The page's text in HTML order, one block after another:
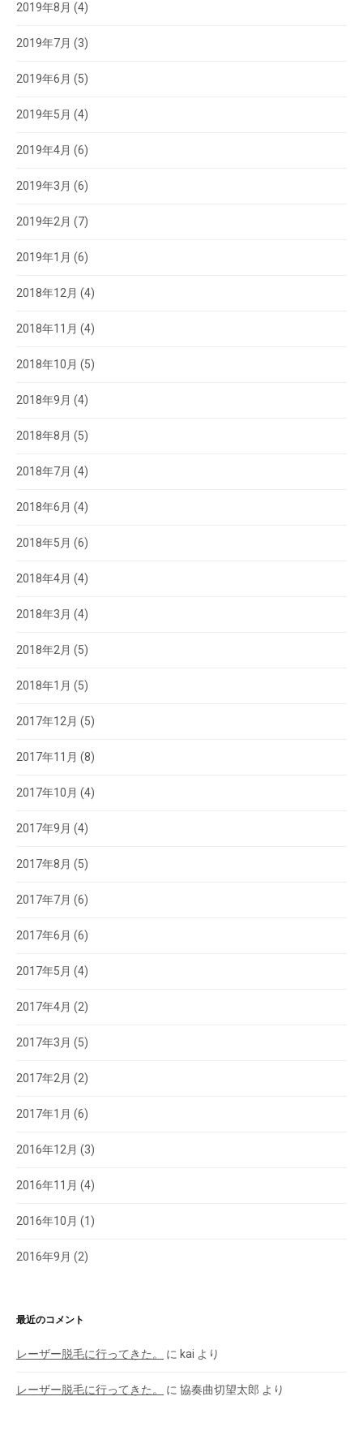
2019年8月 (4)
2019年7月 (3)
2019年6月 (5)
2019年5月 (4)
2019年4月 (6)
2019年3月 (6)
2019年2月 (7)
2019年1月 (6)
2018年12月 (4)
2018年11月 (4)
2018年10月 (5)
2018年9月 (4)
2018年8月 (5)
2018年7月 (4)
2018年6月 (4)
2018年5月 (6)
2018年4月 (4)
2018年3月 (4)
2018年2月 (5)
2018年1月 (5)
2017年12月 (5)
2017年11月 (8)
2017年10月 (4)
2017年9月 (4)
2017年8月 (5)
2017年7月 (6)
2017年6月 (6)
2017年5月 (4)
2017年4月 (2)
2017年3月 (5)
2017年2月 (2)
2017年1月 (6)
2016年12月 (3)
2016年11月 (4)
2016年10月 (1)
2016年9月 (2)
最近のコメント
レーザー脱毛に行ってきた。 に kai より
レーザー脱毛に行ってきた。 に 協奏曲切望太郎 より